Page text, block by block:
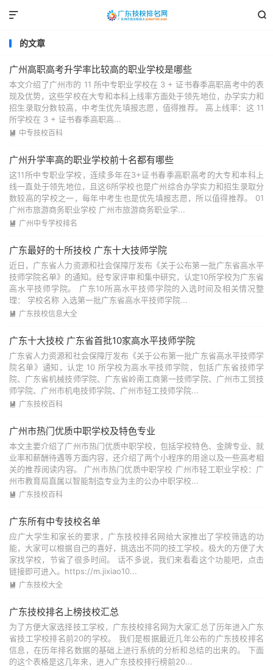


的文章
广州高职高考升学率比较高的职业学校是哪些
本文介绍了广州市的 11 所中专职业学校在 3 + 证书春季高职高考中的表
现及优势，这些学校在大专和本科上线率方面处于领先地位，办学实力和
招生录取分数较高，中考生优先填报志愿，值得推荐。 高上线率：这 11
所学校在 3 + 证书春季高职高...
 中专技校百科
广州升学率高的职业学校前十名都有哪些
这11所中专职业学校，连续多年在3+证书春季高职高考的大专和本科上
线一直处于领先地位，且这6所学校也是广州综合办学实力和招生录取分
数较高的学校之一，每年中考生也是优先填报志愿，所以值得推荐。 01
广州市旅游商务职业学校 广州市旅游商务职业学...
 广州中专学校排名
广东最好的十所技校 广东十大技师学院
近日，广东省人力资源和社会保障厅发布《关于公布第一批广东省高水平
技师学院名单》的通知。经专家评审和集中研究，认定10所学校为广东省
高水平技师学院。 广东10所高水平技师学院的入选时间及相关情况整
理： 学校名称 入选第一批广东省高水平技师学院...
 广东技校信息大全
广东十大技校 广东省首批10家高水平技师学院
广东省人力资源和社会保障厅发布《关于公布第一批广东省高水平技师学
院名单》通知，认定 10 所学校为高水平技师学院，包括广东省技师学
院、广东省机械技师学院、广东省岭南工商第一技师学院、广州市工贸技
师学院、广州市机电技师学院、广州市轻工技师学院...
 广东技校百科
广州市热门优质中职学校及特色专业
本文主要介绍了广州市热门优质中职学校，包括学校特色、金牌专业、就
业率和薪酬待遇等方面内容，还介绍了两个小程序的用途以及一些高考相
关的推荐阅读内容。 广州市热门优质中职学校 广州市轻工职业学校：广
州市教育局直属以智能制造专业为主的公办中职学校...
 广东技校百科
广东所有中专技校名单
应广大学生和家长的要求，广东技校排名网给大家推出了学校筛选的功
能，大家可以根据自己的喜好，挑选出不同的技工学校。极大的方便了大
家找学校，节省了很多时间。 话不多说，我们来看看这个功能吧，点击
链接即可进入。https://m.jixiao10...
 广东技校大全
广东技校排名上榜技校汇总
为了方便大家选择技工学校，广东技校排名网为大家汇总了历年进入广东
省技工学校排名前20的学校。 我们是根据最近几年公布的广东技校排名
信息，在历年排名数据的基础上进行系统的分析和总结的出来的。 下面
的这个表格是这几年来，进入广东技校排行榜前20...